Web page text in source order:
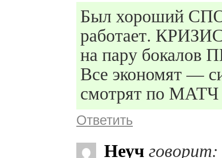
Был хороший
работает.
на пару бокалов
Все экономят —
смотрят по МАТЧ
Ответить
Неучговорит: